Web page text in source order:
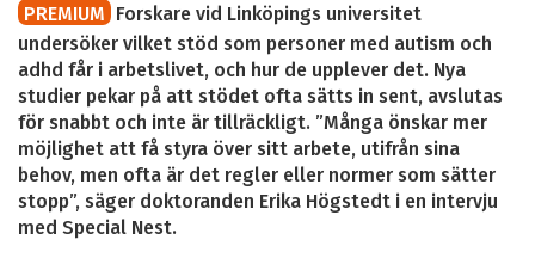
PREMIUM Forskare vid Linköpings universitet
undersöker vilket stöd som personer med autism och
adhd får i arbetslivet, och hur de upplever det. Nya
studier pekar på att stödet ofta sätts in sent, avslutas
för snabbt och inte är tillräckligt. ”Många önskar mer
möjlighet att få styra över sitt arbete, utifrån sina
behov, men ofta är det regler eller normer som sätter
stopp”, säger doktoranden Erika Högstedt i en intervju
med Special Nest.